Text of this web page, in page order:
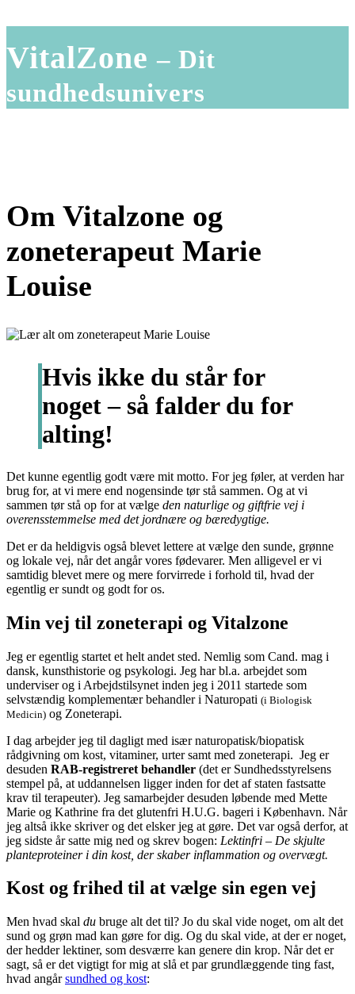
VitalZone– Dit
sundhedsunivers
Om Vitalzone og
zoneterapeut Marie
Louise
Hvis ikke du står for
noget – så falder du for
alting!
Det kunne egentlig godt være mit motto. For jeg føler, at verden har
brug for, at vi mere end nogensinde tør stå sammen. Og at vi
sammen tør stå op for at vælge den naturlige og giftfrie vej i
overensstemmelse med det jordnære og bæredygtige.
Det er da heldigvis også blevet lettere at vælge den sunde, grønne
og lokale vej, når det angår vores fødevarer. Men alligevel er vi
samtidig blevet mere og mere forvirrede i forhold til, hvad der
egentlig er sundt og godt for os.
Min vej til zoneterapi og Vitalzone
Jeg er egentlig startet et helt andet sted. Nemlig som Cand. mag i
dansk, kunsthistorie og psykologi. Jeg har bl.a. arbejdet som
underviser og i Arbejdstilsynet inden jeg i 2011 startede som
selvstændig komplementær behandler i Naturopati (i Biologisk
Medicin) og Zoneterapi.
I dag arbejder jeg til dagligt med især naturopatisk/biopatisk
rådgivning om kost, vitaminer, urter samt med zoneterapi. Jeg er
desuden RAB-registreret behandler (det er Sundhedsstyrelsens
stempel på, at uddannelsen ligger inden for det af staten fastsatte
krav til terapeuter). Jeg samarbejder desuden løbende med Mette
Marie og Kathrine fra det glutenfri H.U.G. bageri i København. Når
jeg altså ikke skriver og det elsker jeg at gøre. Det var også derfor, at
jeg sidste år satte mig ned og skrev bogen: Lektinfri – De skjulte
planteproteiner i din kost, der skaber inflammation og overvægt.
Kost og frihed til at vælge sin egen vej
Men hvad skal du bruge alt det til? Jo du skal vide noget, om alt det
sund og grøn mad kan gøre for dig. Og du skal vide, at der er noget,
der hedder lektiner, som desværre kan genere din krop. Når det er
sagt, så er det vigtigt for mig at slå et par grundlæggende ting fast,
hvad angårsundhed og kost: